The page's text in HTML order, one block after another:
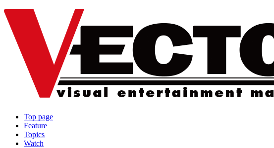
Top page
Feature
Topics
Watch